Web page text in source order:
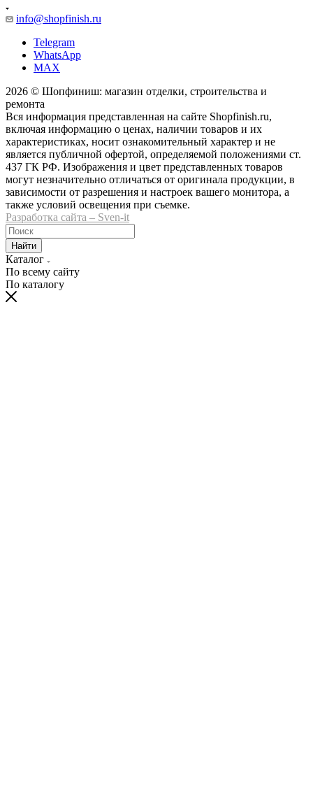
info@shopfinish.ru
Telegram
WhatsApp
MAX
2026 © Шопфиниш: магазин отделки, строительства и
ремонта
Вся информация представленная на сайте Shopfinish.ru,
включая информацию о ценах, наличии товаров и их
характеристиках, носит ознакомительный характер и не
является публичной офертой, определяемой положениями ст.
437 ГК РФ. Изображения и цвет представленных товаров
могут незначительно отличаться от оригинала продукции, в
зависимости от разрешения и настроек вашего монитора, а
также условий освещения при съемке.
Разработка сайта – Sven-it
Найти
Каталог
По всему сайту
По каталогу